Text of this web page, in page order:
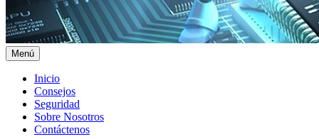
Menú
Menú
principal
Inicio
Consejos
Seguridad
Sobre Nosotros
Contáctenos